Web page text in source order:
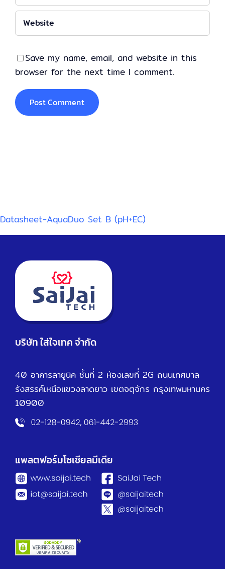
Save my name, email, and website in this
browser for the next time I comment.
Datasheet-AquaDuo Set B (pH+EC)
บริษัท ใส่ใจเทค จำกัด
40 อาคารลายูนิค ชั้นที่ 2 ห้องเลขที่ 2G ถนนเทศบาล
รังสรรค์เหนือแขวงลาดยาว เขตจตุจักร กรุงเทพมหานคร
10900
แพลตฟอร์มโซเชียลมีเดีย